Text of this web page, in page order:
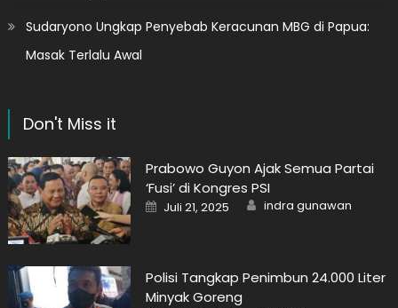
Sudaryono Ungkap Penyebab Keracunan MBG di Papua:
Masak Terlalu Awal
Don't Miss it
Prabowo Guyon Ajak Semua Partai
‘Fusi’ di Kongres PSI
Posted
on
Juli 21, 2025 Author
indra gunawan
Polisi Tangkap Penimbun 24.000 Liter
Minyak Goreng